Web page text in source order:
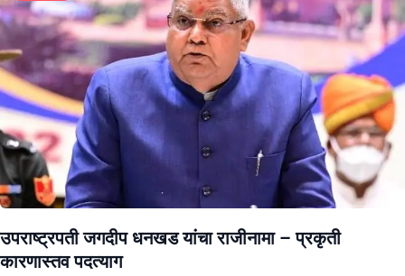
उपराष्ट्रपती जगदीप धनखड यांचा राजीनामा – प्रकृती
कारणास्तव पदत्याग